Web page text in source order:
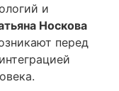
и
Носкова
перед